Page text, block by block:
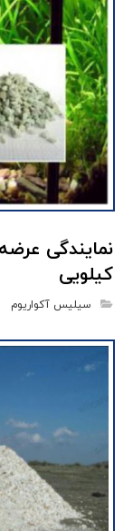
نمایندگی
کیلویی
سیلیس آکواریوم